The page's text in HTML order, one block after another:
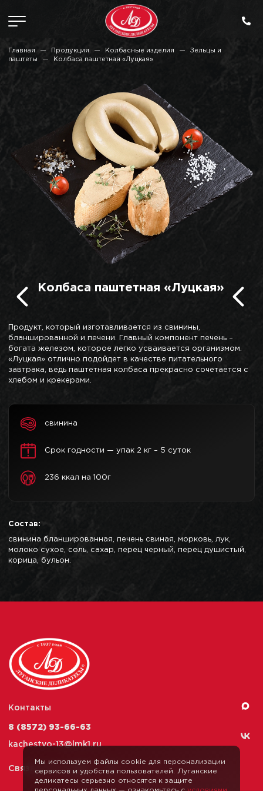
Мы используем файлы cookie для персонализации
сервисов и удобства пользователей. Луганские
деликатесы серьезно относятся к защите
Главная Продукция Колбасные изделия
Зельцы и
паштеты
Колбаса паштетная «Луцкая»
Колбаса паштетная «Луцкая»
Продукт, который изготавливается из свинины,
бланшированной и печени. Главный компонент печень –
богата железом, которое легко усваивается организмом.
«Луцкая» отлично подойдет в качестве питательного
завтрака, ведь паштетная колбаса прекрасно сочетается с
хлебом и крекерами.
свинина
Срок годности — упак 2 кг – 5 суток
236 ккал на 100г
Состав:
свинина бланшированная, печень свиная, морковь, лук,
молоко сухое, соль, сахар, перец черный, перец душистый,
корица, бульон.
Контакты
8 (8572) 93-66-63
kachestvo-13@lmk1.ru
Связаться с нами